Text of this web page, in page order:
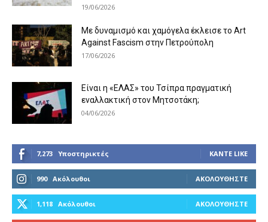
19/06/2026
Με δυναμισμό και χαμόγελα έκλεισε το Art
Against Fascism στην Πετρούπολη
17/06/2026
Είναι η «ΕΛΑΣ» του Τσίπρα πραγματική
εναλλακτική στον Μητσοτάκη;
04/06/2026
7,273 Υποστηρικτές ΚΆΝΤΕ LIKE
990 Ακόλουθοι ΑΚΟΛΟΥΘΉΣΤΕ
1,118 Ακόλουθοι ΑΚΟΛΟΥΘΉΣΤΕ